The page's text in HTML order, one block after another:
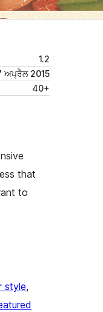
1.2
ਅਪ੍ਰੈਲ 2015
40+
that
to
style